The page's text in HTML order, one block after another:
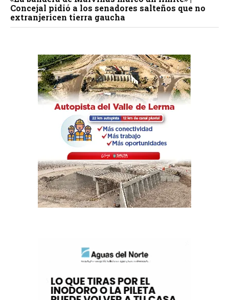
Concejal pidió a los senadores salteños que no
extranjericen tierra gaucha